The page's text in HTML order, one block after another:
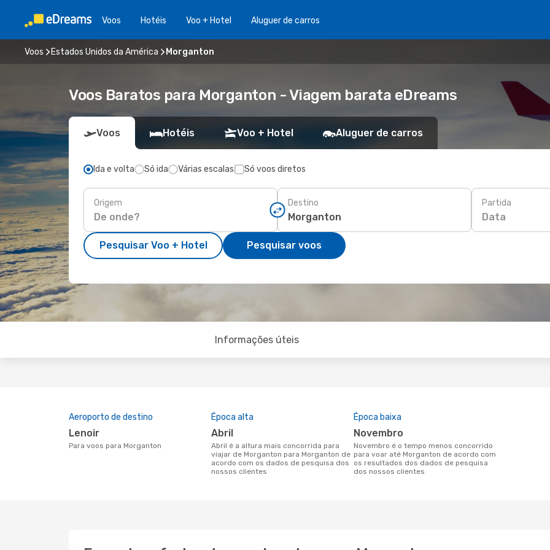
Voos Hotéis Voo + Hotel Aluguer de carros
Voos Estados Unidos da América Morganton
Voos Baratos para Morganton - Viagem barata eDreams
Voos Hotéis Voo + Hotel Aluguer de carros
Ida e volta Só ida Várias escalas Só voos diretos
Origem Destino Partida
Data
Pesquisar Voo + Hotel Pesquisar voos
Informações úteis
Aeroporto de destino
Lenoir
Para voos para Morganton
Época alta
abril
abril é a altura mais concorrida para
viajar de Morganton para Morganton de
acordo com os dados de pesquisa dos
nossos clientes
Época baixa
novembro
novembro é o tempo menos concorrido
para voar até Morganton de acordo com
os resultados dos dados de pesquisa
dos nossos clientes